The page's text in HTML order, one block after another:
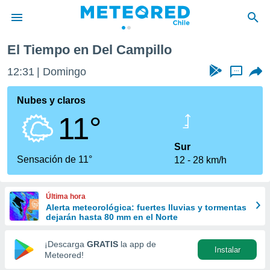
de
por
que se
calidad.
a este
las
y
forma
digital
basada
El Tiempo en Del Campillo
12:31 Domingo ...
Nubes y claros
11°
Sensación de 11°
Sur
12
28 km/h
Última hora
Alerta meteorológica: fuertes lluvias y tormentas
dejarán hasta 80 mm en el Norte
¡Descarga GRATIS la app de
Meteored!
Instalar